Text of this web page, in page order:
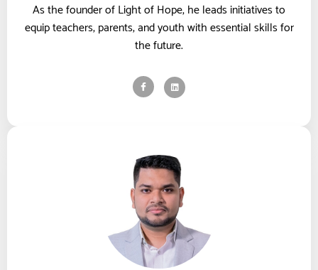
As the founder of Light of Hope, he leads initiatives to
equip teachers, parents, and youth with essential skills for
the future.